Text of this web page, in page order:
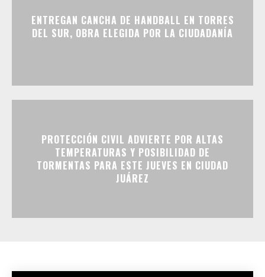
ENTREGAN CANCHA DE HANDBALL EN TORRES
DEL SUR, OBRA ELEGIDA POR LA CIUDADANÍA
PROTECCIÓN CIVIL ADVIERTE POR ALTAS
TEMPERATURAS Y POSIBILIDAD DE
TORMENTAS PARA ESTE JUEVES EN CIUDAD
JUÁREZ